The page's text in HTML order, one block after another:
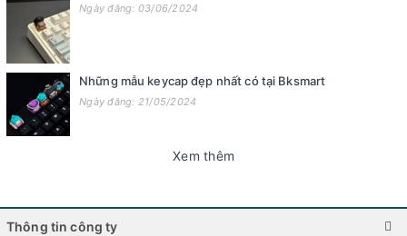
Ngày đăng: 03/06/2024
Những mẫu keycap đẹp nhất có tại Bksmart
Ngày đăng: 21/05/2024
Xem thêm
Thông tin công ty